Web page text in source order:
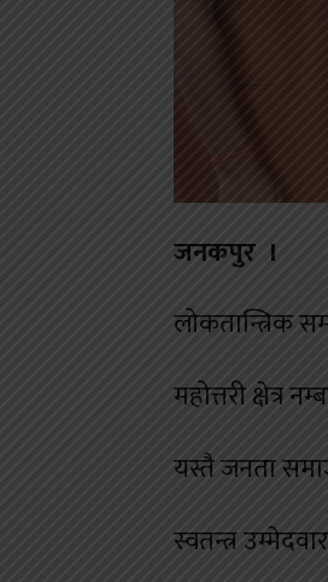
जनकपुर ।
लोकतान्त्रिक
महोत्तरी क्षेत्र
यस्तै जनता
स्वतन्त्र